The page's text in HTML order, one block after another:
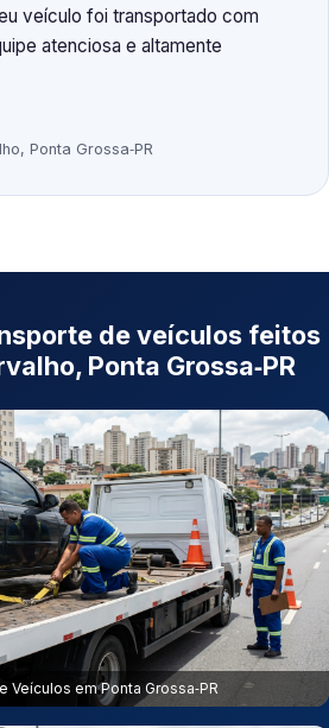
veículo foi transportado com
atenciosa e altamente
Ponta Grossa‑PR
de veículos feitos
Ponta Grossa‑PR
Veículos em Ponta Grossa‑PR